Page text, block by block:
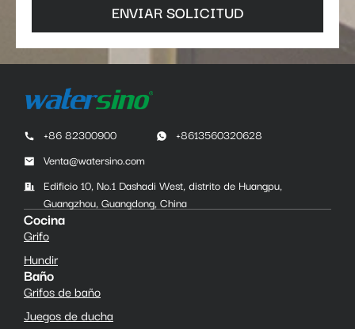
ENVIAR SOLICITUD
+86 82300900
+8613560320628
Venta@watersino.com
Edificio 10, No.1 Dashadi West, distrito de Huangpu,
Guangzhou, Guangdong, China
Cocina
Grifo
Hundir
Baño
Grifos de baño
Juegos de ducha